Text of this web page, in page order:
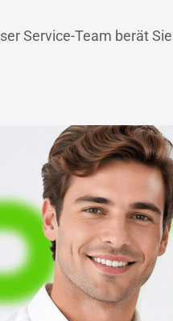
Service-Team berät